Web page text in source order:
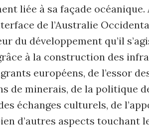
liée à sa façade océanique.
de l’Australie
du développement qu’il
à la construction des
européens, de l’essor
de minerais, de la politique
échanges culturels, de
d’autres aspects touchant